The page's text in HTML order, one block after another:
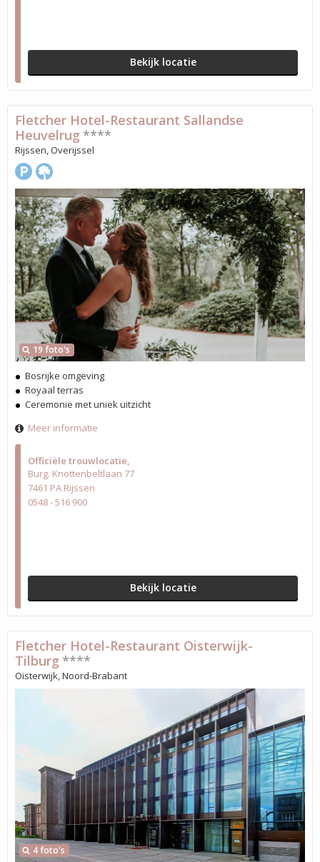
Bekijk locatie
Officiële trouwlocatie
Burg. Knottenbeltlaan 77
7461 PA Rijssen
0548 - 516 900
Bekijk locatie
19 foto's
Fletcher Hotel-Restaurant Sallandse
Heuvelrug ****
Rijssen, Overijssel
Bosrijke omgeving
Royaal terras
Ceremonie met uniek uitzicht
Meer informatie
4 foto's
Fletcher Hotel-Restaurant Oisterwijk-
Tilburg ****
Oisterwijk, Noord-Brabant